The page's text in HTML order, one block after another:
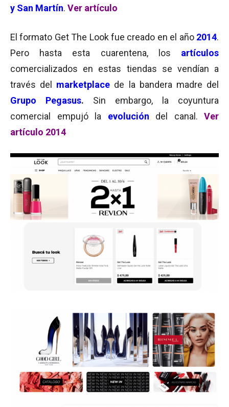
y San Martín. Ver artículo
El formato Get The Look fue creado en el año 2014.
Pero hasta esta cuarentena, los artículos
comercializados en estas tiendas se vendían a
través del marketplace de la bandera madre del
Grupo Pegasus. Sin embargo, la coyuntura
comercial empujó la evolución del canal. Ver
artículo 2014